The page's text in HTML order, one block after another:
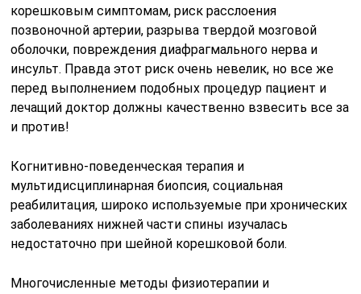
корешковым симптомам, риск расслоения
позвоночной артерии, разрыва твердой мозговой
оболочки, повреждения диафрагмального нерва и
инсульт. Правда этот риск очень невелик, но все же
перед выполнением подобных процедур пациент и
лечащий доктор должны качественно взвесить все за
и против!
Когнитивно-поведенческая терапия и
мультидисциплинарная биопсия, социальная
реабилитация, широко используемые при хронических
заболеваниях нижней части спины изучалась
недостаточно при шейной корешковой боли.
Многочисленные методы физиотерапии и